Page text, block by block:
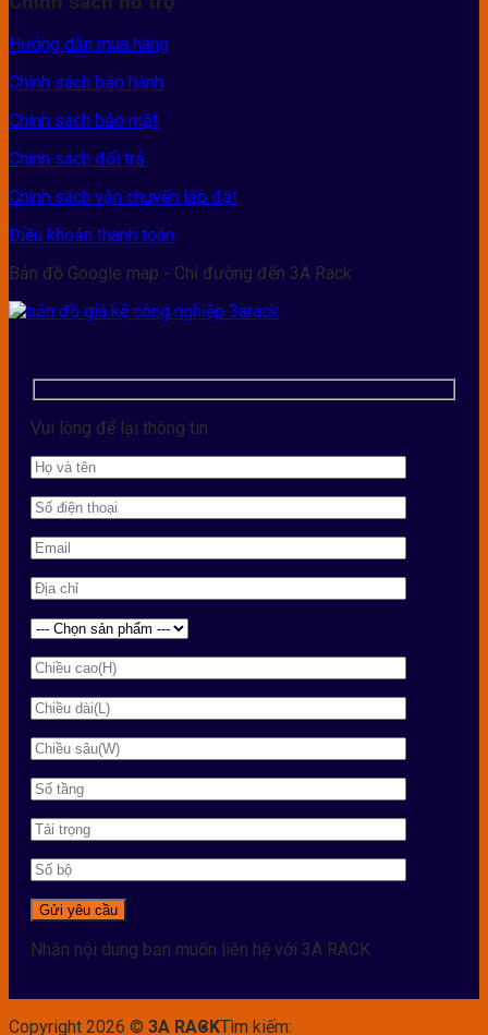
Hướng dẫn mua hàng
Chính sách bảo hành
Chính sách bảo mật
Chính sách đổi trả
Chính sách vận chuyển lắp đặt
Điều khoản thanh toán
Bản đồ Google map - Chỉ đường đến 3A Rack
Vui lòng để lại thông tin
Nhận nội dung bạn muốn liên hệ với 3A RACK
Copyright 2026 © 3A RACKTìm kiếm: